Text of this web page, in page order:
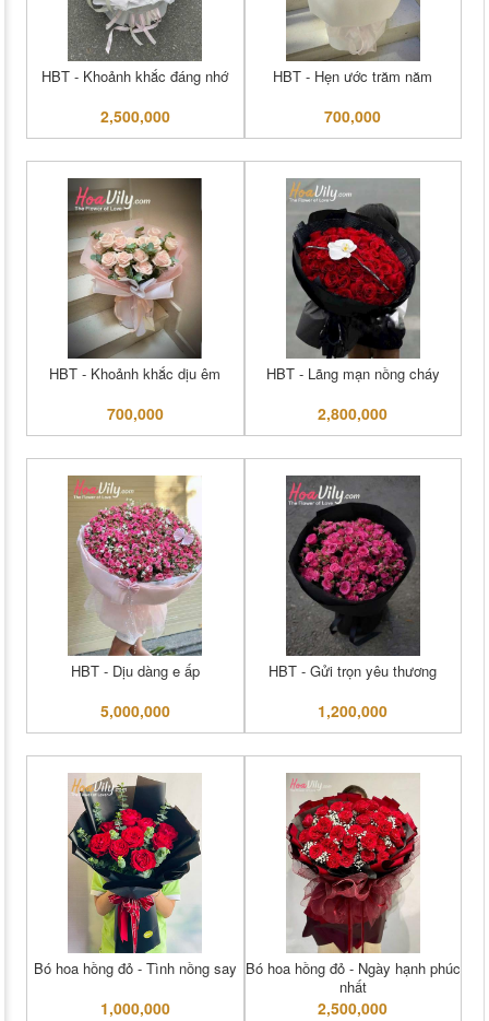
HBT - Khoảnh khắc đáng nhớ
2,500,000
HBT - Hẹn ước trăm năm
700,000
HBT - Khoảnh khắc dịu êm
700,000
HBT - Lãng mạn nồng cháy
2,800,000
HBT - Dịu dàng e ấp
5,000,000
HBT - Gửi trọn yêu thương
1,200,000
Bó hoa hồng đỏ - Tình nồng say
1,000,000
Bó hoa hồng đỏ - Ngày hạnh phúc
nhất
2,500,000